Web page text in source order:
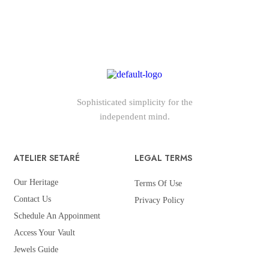
Sophisticated simplicity for the
independent mind.
ATELIER SETARÉ
Our Heritage
Contact Us
Schedule An Appoinment
Access Your Vault
Jewels Guide
LEGAL TERMS
Terms Of Use
Privacy Policy